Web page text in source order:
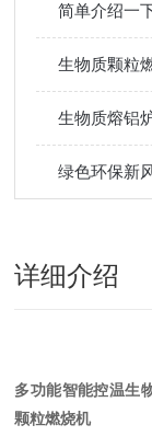
简单介绍一
生物质颗粒
生物质熔铝
绿色环保新
详细介绍
多功能智能控温生
颗粒燃烧机